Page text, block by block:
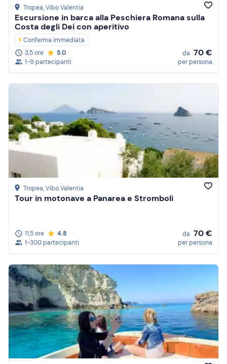
Tropea, Vibo Valentia
Escursione in barca alla Peschiera Romana sulla
Costa degli Dei con aperitivo
Conferma immediata
3,5 ore
5.0
1-9 partecipanti
da 70 €
per persona
Tropea, Vibo Valentia
Tour in motonave a Panarea e Stromboli
11,5 ore
4.8
1-300 partecipanti
da 70 €
per persona